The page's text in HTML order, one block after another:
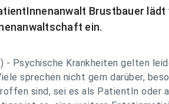
Brustbauer
ein.
- Psychische Krankheiten gelten
sprechen nicht gern darüber,
sind, sei es als PatientIn oder